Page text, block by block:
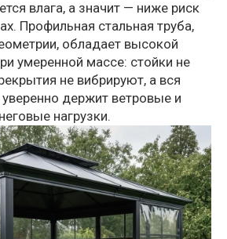
влага, а значит — ниже риск
Профильная стальная труба,
обладает высокой
умеренной массе: стойки не
не вибрируют, а вся
уверенно держит ветровые и
нагрузки.